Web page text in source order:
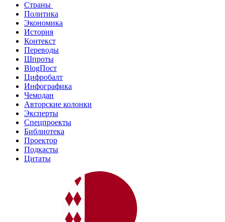
Страны
Политика
Экономика
История
Контекст
Переводы
Шпроты
BlogПост
Цифробалт
Инфографика
Чемодан
Авторские колонки
Эксперты
Спецпроекты
Библиотека
Проектор
Подкасты
Цитаты